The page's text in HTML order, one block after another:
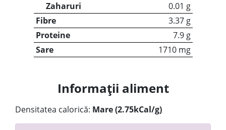
Zaharuri
0.01 g
Fibre
3.37 g
Proteine
7.9 g
Sare
1710 mg
Informații aliment
Densitatea calorică: Mare (2.75kCal/g)